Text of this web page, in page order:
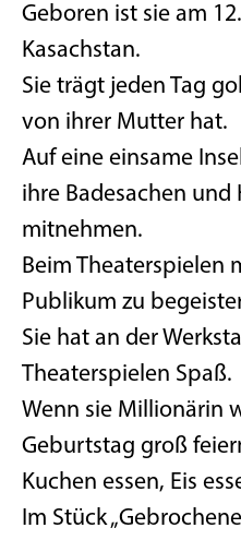
Geboren ist sie am
Kasachstan.
Sie trägt jeden Tag
von ihrer Mutter hat.
Auf eine einsame
ihre Badesachen und
mitnehmen.
Beim Theaterspielen
Publikum zu
Sie hat an der
Theaterspielen Spaß.
Wenn sie Millionärin
Geburtstag groß
Kuchen essen, Eis
Im Stück